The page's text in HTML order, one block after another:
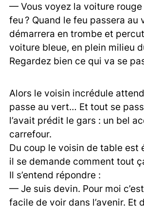
— Vous voyez la voiture rouge
feu ? Quand le feu passera au
démarrera en trombe et
voiture bleue, en plein milieu
Regardez bien ce qui va se
Alors le voisin incrédule
passe au vert… Et tout se
l’avait prédit le gars : un bel
carrefour.
Du coup le voisin de table est
il se demande comment tout
Il s’entend répondre :
— Je suis devin. Pour moi
facile de voir dans l’avenir. Et